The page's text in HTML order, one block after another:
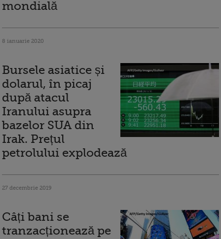
mondială
8 ianuarie 2020
Bursele asiatice și
dolarul, în picaj
după atacul
Iranului asupra
bazelor SUA din
Irak. Prețul
petrolului explodează
27 decembrie 2019
Câți bani se
tranzacționează pe